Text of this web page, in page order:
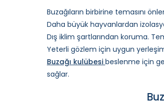
Buzağıların birbirine temasını
Daha büyük hayvanlardan
Dış iklim şartlarından koruma.
Yeterli gözlem için uygun
Buzağı kulübesi beslenme için
sağlar.